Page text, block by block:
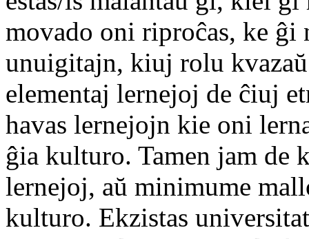
movado oni riproĉas, ke ĝi
unuigitajn, kiuj rolu
elementaj lernejoj de ĉiuj
havas lernejojn kie oni
ĝia kulturo. Tamen jam de
lernejoj, aŭ minimume
kulturo. Ekzistas